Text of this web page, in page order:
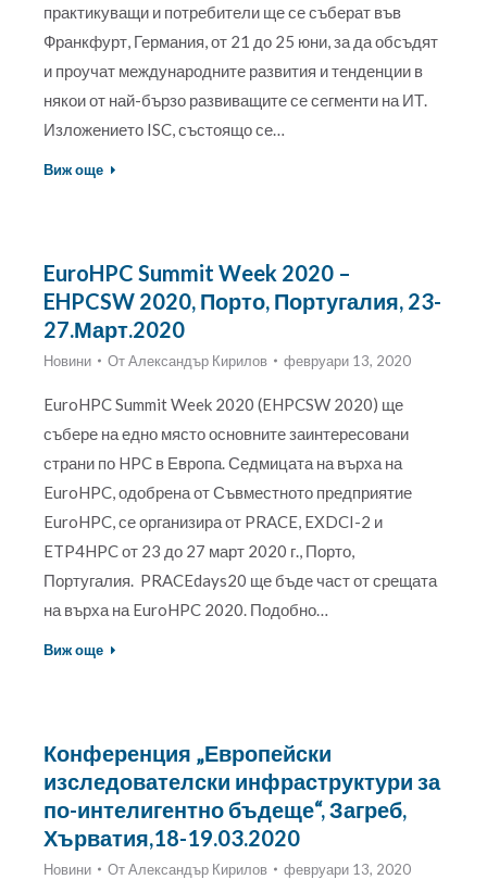
практикуващи и потребители ще се съберат във
Франкфурт, Германия, от 21 до 25 юни, за да обсъдят
и проучат международните развития и тенденции в
някои от най-бързо развиващите се сегменти на ИТ.
Изложението ISC, състоящо се…
Виж още
EuroHPC Summit Week 2020 –
EHPCSW 2020, Порто, Португалия, 23-
27.Март.2020
Новини ОтАлександър Кирилов февруари 13, 2020
EuroHPC Summit Week 2020 (EHPCSW 2020) ще
събере на едно място основните заинтересовани
страни по HPC в Европа. Седмицата на върха на
EuroHPC, одобрена от Съвместното предприятие
EuroHPC, се организира от PRACE, EXDCI-2 и
ETP4HPC от 23 до 27 март 2020 г., Порто,
Португалия. PRACEdays20 ще бъде част от срещата
на върха на EuroHPC 2020. Подобно…
Виж още
Конференция „Европейски
изследователски инфраструктури за
по-интелигентно бъдеще“, Загреб,
Хърватия,18-19.03.2020
Новини ОтАлександър Кирилов февруари 13, 2020